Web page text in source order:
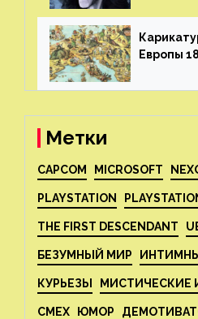
Европы
Метки
CAPCOM MICROSOFT
PLAYSTATION
THE FIRST DESCENDANT
БЕЗУМНЫЙ МИР
КУРЬЕЗЫ МИСТИЧЕСКИЕ
СМЕХ ЮМОР